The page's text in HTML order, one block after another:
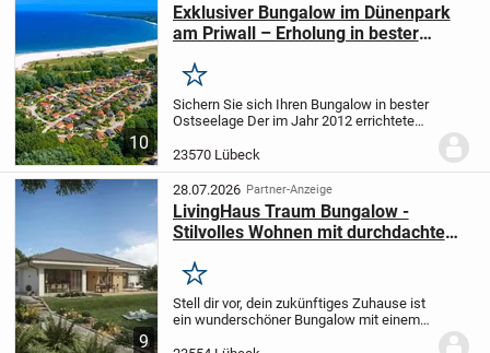
10
Exklusiver Bungalow im Dünenpark
am Priwall – Erholung in bester
Merken
Sichern Sie sich Ihren Bungalow in bester
Ostseelage Der im Jahr 2012 errichtete
modernisierte, eingeschossige
Bungalow verfügt über ca. 48 m²
Wohnfläche und wurde...
23570 Lübeck
9
28.07.2026 Partner-Anzeige
LivingHaus Traum Bungalow -
Stilvolles Wohnen mit durchdachtem
Merken
Stell dir vor, dein zukünftiges Zuhause ist
ein wunderschöner Bungalow mit einem